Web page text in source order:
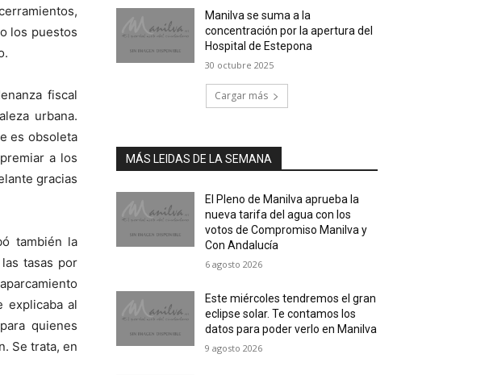
los puestos
fiscal
urbana.
es obsoleta
a los
gracias
también la
tasas por
explicaba al
quienes
Se trata, en
Manilva se suma a la
concentración por la apertura del
Hospital de Estepona
30 octubre 2025
Cargar más
MÁS LEIDAS DE LA SEMANA
El Pleno de Manilva aprueba la
nueva tarifa del agua con los
votos de Compromiso Manilva y
Con Andalucía
6 agosto 2026
Este miércoles tendremos el gran
eclipse solar. Te contamos los
datos para poder verlo en Manilva
9 agosto 2026